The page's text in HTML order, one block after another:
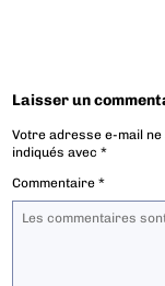
Laisser un
Votre adresse e-mail
indiqués avec*
Commentaire*